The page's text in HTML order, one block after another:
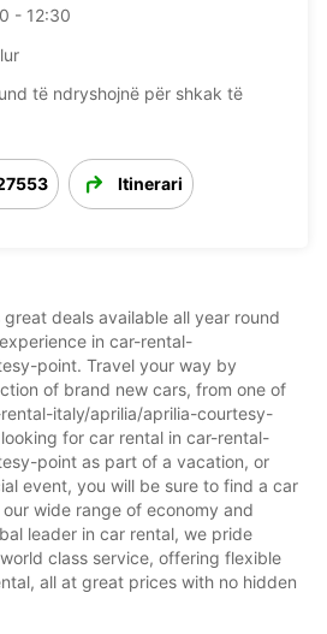
- 12:30
të ndryshojnë për shkak të
Itinerari
great deals available all year round
in car-rental-
point. Travel your way by
of brand new cars, from one of
italy/aprilia/aprilia-courtesy-
for car rental in car-rental-
point as part of a vacation, or
event, you will be sure to find a car
wide range of economy and
leader in car rental, we pride
class service, offering flexible
all at great prices with no hidden